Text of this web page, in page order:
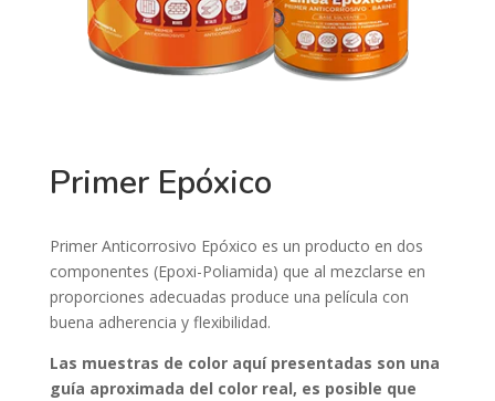
Primer Epóxico
Primer Anticorrosivo Epóxico es un producto en dos
componentes (Epoxi-Poliamida) que al mezclarse en
proporciones adecuadas produce una película con
buena adherencia y flexibilidad.
Las muestras de color aquí presentadas son una
guía aproximada del color real, es posible que